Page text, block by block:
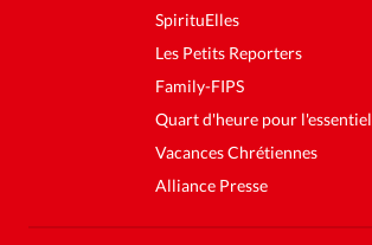
SpirituElles
Les Petits Reporters
Family-FIPS
Quart d'heure pour l'essentiel
Vacances Chrétiennes
Alliance Presse